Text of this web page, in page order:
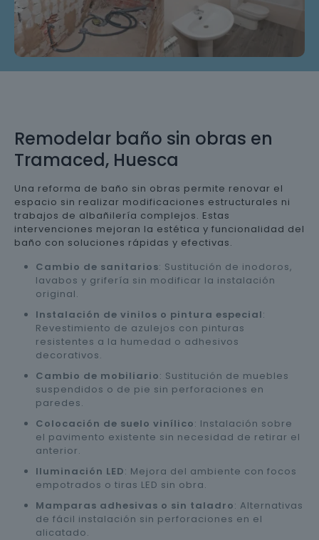
Remodelar baño sin obras en
Tramaced, Huesca
Una reforma de baño sin obras permite renovar el
espacio sin realizar modificaciones estructurales ni
trabajos de albañilería complejos. Estas
intervenciones mejoran la estética y funcionalidad del
baño con soluciones rápidas y efectivas.
Cambio de sanitarios: Sustitución de inodoros,
lavabos y grifería sin modificar la instalación
original.
Instalación de vinilos o pintura especial:
Revestimiento de azulejos con pinturas
resistentes a la humedad o adhesivos
decorativos.
Cambio de mobiliario: Sustitución de muebles
suspendidos o de pie sin perforaciones en
paredes.
Colocación de suelo vinílico: Instalación sobre
el pavimento existente sin necesidad de retirar el
anterior.
Iluminación LED: Mejora del ambiente con focos
empotrados o tiras LED sin obra.
Mamparas adhesivas o sin taladro: Alternativas
de fácil instalación sin perforaciones en el
alicatado.